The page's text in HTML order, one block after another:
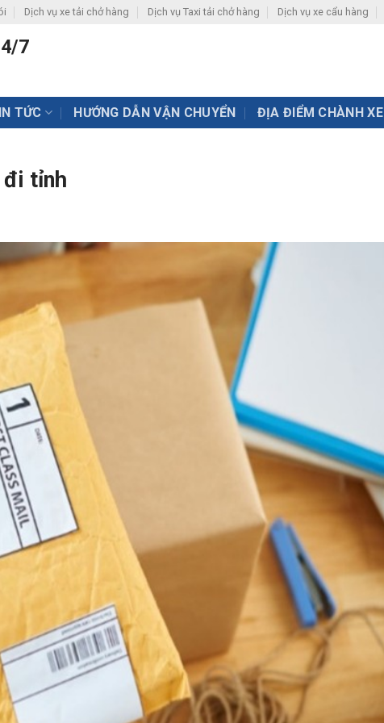
Dịch vụ xe tải chở hàng Dịch vụ Taxi tải chở hàng Dịch vụ xe cẩu hàng
7
TỨC HƯỚNG DẪN VẬN CHUYỂN ĐỊA ĐIỂM CHÀNH XE
đi tỉnh